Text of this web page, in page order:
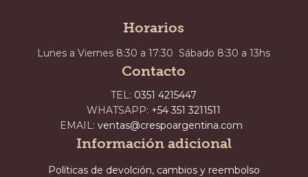
Horarios
Lunes a Viernes 8:30 a 17:30 Sábado 8:30 a 13hs
Contacto
TEL: 0351 4215447
WHATSAPP: +54 351 3211511
EMAIL: ventas@crespoargentina.com
Información adicional
Políticas de devolción, cambios y reembolso